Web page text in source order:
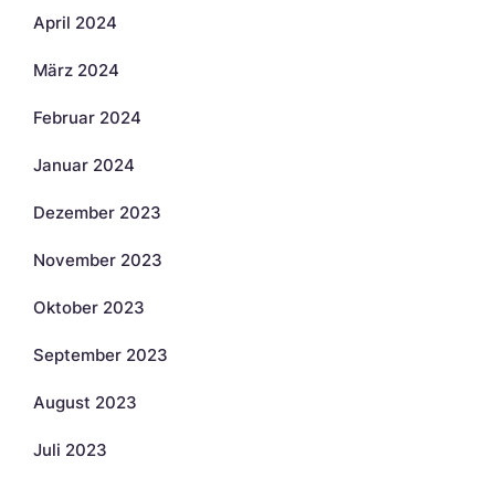
April 2024
März 2024
Februar 2024
Januar 2024
Dezember 2023
November 2023
Oktober 2023
September 2023
August 2023
Juli 2023